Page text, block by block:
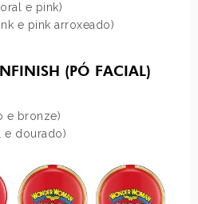
e pink)
e pink arroxeado)
(PÓ FACIAL)
e bronze)
e dourado)